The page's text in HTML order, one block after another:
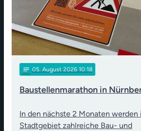
notes 05. August 2026 10:18
Baustellenmarathon in
In den nächste 2 Monaten werden
Stadtgebiet zahlreiche Bau- und